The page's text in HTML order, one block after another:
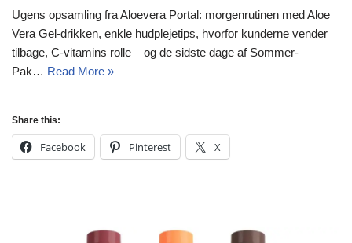
Ugens opsamling fra Aloevera Portal: morgenrutinen med Aloe
Vera Gel-drikken, enkle hudplejetips, hvorfor kunderne vender
tilbage, C-vitamins rolle – og de sidste dage af Sommer-
Pak… Read More »
Share this:
Facebook Pinterest X